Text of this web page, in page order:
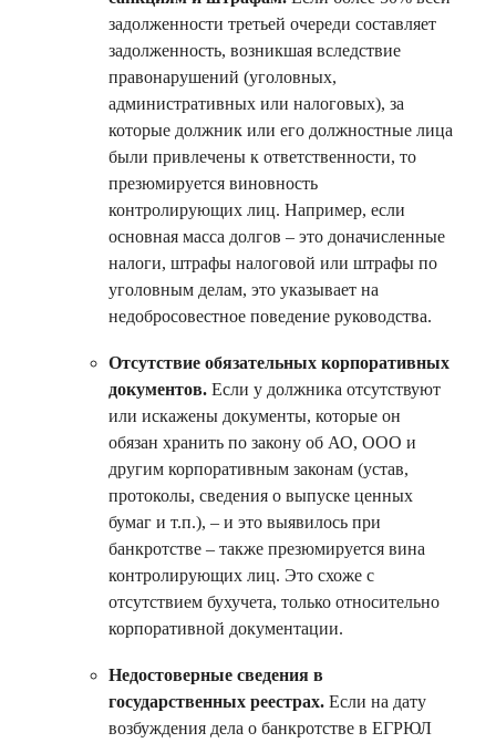
задолженности третьей очереди составляет
задолженность, возникшая вследствие
правонарушений (уголовных,
административных или налоговых), за
которые должник или его должностные лица
были привлечены к ответственности, то
презюмируется виновность
контролирующих лиц. Например, если
основная масса долгов – это доначисленные
налоги, штрафы налоговой или штрафы по
уголовным делам, это указывает на
недобросовестное поведение руководства.
Отсутствие обязательных корпоративных
документов. Если у должника отсутствуют
или искажены документы, которые он
обязан хранить по закону об АО, ООО и
другим корпоративным законам (устав,
протоколы, сведения о выпуске ценных
бумаг и т.п.), – и это выявилось при
банкротстве – также презюмируется вина
контролирующих лиц. Это схоже с
отсутствием бухучета, только относительно
корпоративной документации.
Недостоверные сведения в
государственных реестрах. Если на дату
возбуждения дела о банкротстве в ЕГРЮЛ